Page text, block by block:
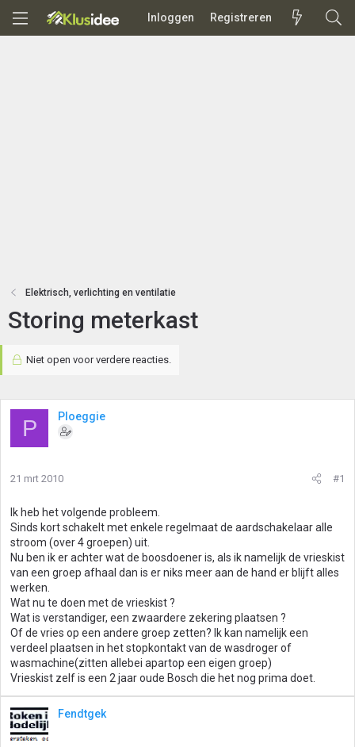
Inloggen Registreren
Elektrisch, verlichting en ventilatie
Storing meterkast
Niet open voor verdere reacties.
P Ploeggie
21 mrt 2010 #1
Ik heb het volgende probleem.
Sinds kort schakelt met enkele regelmaat de aardschakelaar alle
stroom (over 4 groepen) uit.
Nu ben ik er achter wat de boosdoener is, als ik namelijk de vrieskist
van een groep afhaal dan is er niks meer aan de hand er blijft alles
werken.
Wat nu te doen met de vrieskist ?
Wat is verstandiger, een zwaardere zekering plaatsen ?
Of de vries op een andere groep zetten? Ik kan namelijk een
verdeel plaatsen in het stopkontakt van de wasdroger of
wasmachine(zitten allebei apartop een eigen groep)
Vrieskist zelf is een 2 jaar oude Bosch die het nog prima doet.
Fendtgek